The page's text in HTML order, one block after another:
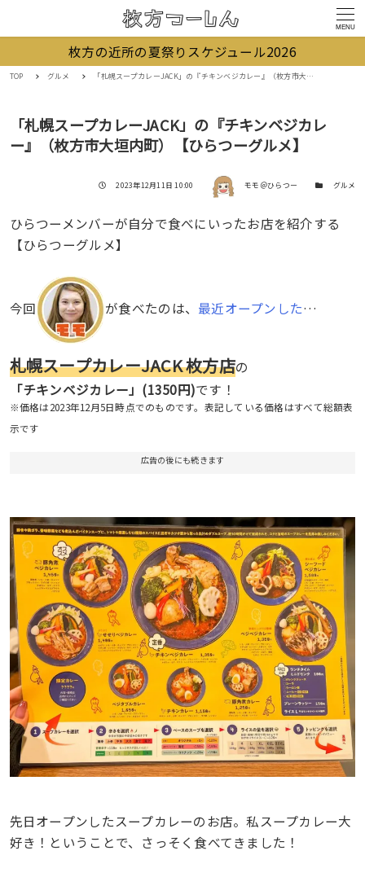
MENU
枚方の近所の夏祭りスケジュール2026
TOP グルメ 「札幌スープカレーJACK」の『チキンベジカレー』（枚方市大垣内町）【ひらつーグルメ】
「札幌スープカレーJACK」の『チキンベジカレ
ー』（枚方市大垣内町）【ひらつーグルメ】
投稿日
2023年12月11日 10:00 著者 モモ＠ひらつー カテゴリー
グルメ
ひらつーメンバーが自分で食べにいったお店を紹介する
【ひらつーグルメ】
今回 が食べたのは、 最近オープンした…
札幌スープカレーJACK 枚方店の
「チキンベジカレー」(1350円)です！
※価格は2023年12月5日時点でのものです。表記している価格はすべて総額表
示です
広告の後にも続きます
先日オープンしたスープカレーのお店。私スープカレー大
好き！ということで、さっそく食べてきました！